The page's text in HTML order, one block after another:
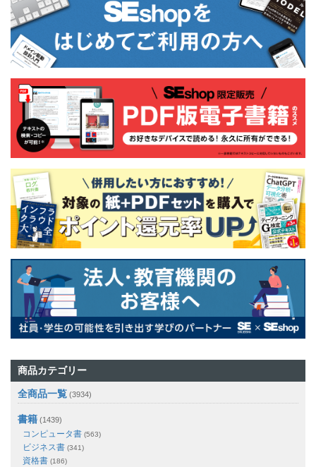
商品カテゴリー
全商品一覧 (3934)
書籍 (1439)
コンピュータ書 (563)
ビジネス書 (341)
資格書 (186)